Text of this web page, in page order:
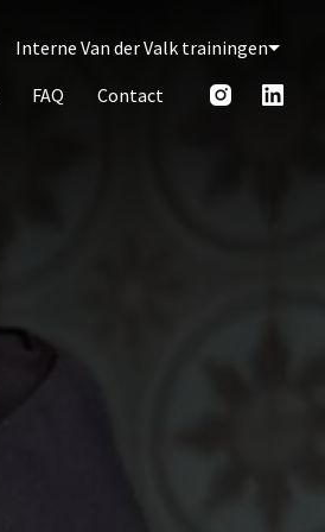
Interne Van der Valk trainingen
FAQ Contact